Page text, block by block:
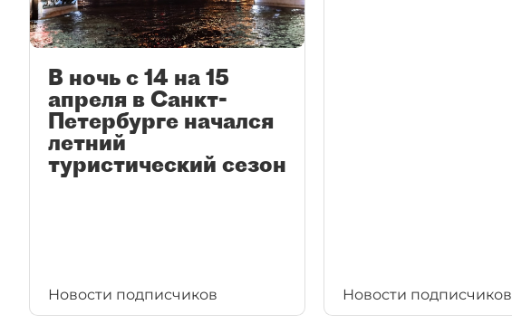
В ночь с 14 на 15
апреля в Санкт-
Петербурге начался
летний
туристический сезон
Новости подписчиков Новости подписчиков